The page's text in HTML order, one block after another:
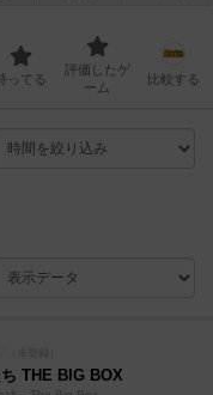
持ってる
評価したゲ
ーム
比較する
THE BIG BOX